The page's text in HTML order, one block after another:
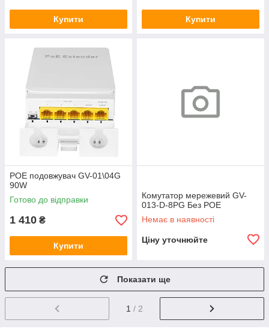
Купити Купити
POE подовжувач GV-01\04G
90W
Готово до відправки
1 410 ₴
Купити
Комутатор мережевий GV-
013-D-8PG Без POE
Немає в наявності
Ціну уточнюйте
Показати ще
1 / 2